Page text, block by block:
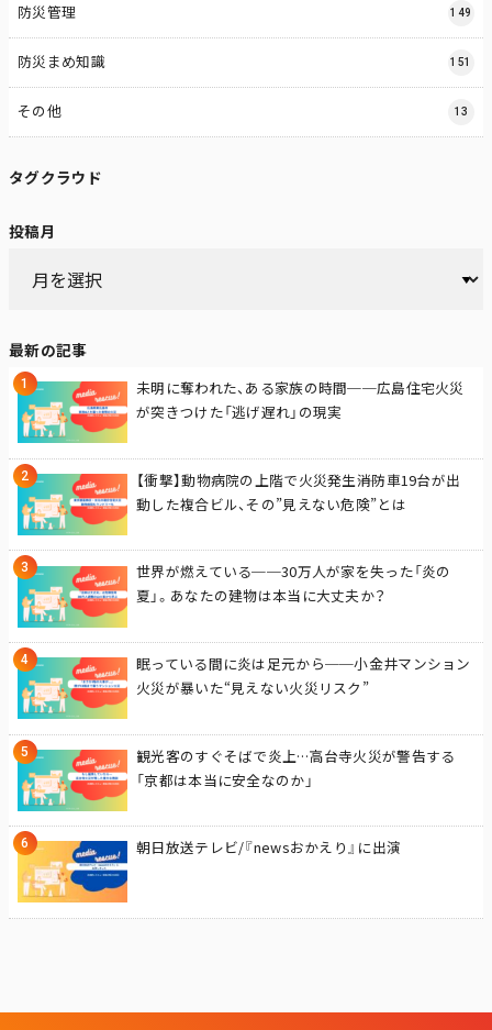
防災管理 149
防災まめ知識 151
その他 13
タグクラウド
投稿月
最新の記事
未明に奪われた、ある家族の時間──広島住宅火災
が突きつけた「逃げ遅れ」の現実
【衝撃】動物病院の上階で火災発生――消防車19台が出
動した複合ビル、その”見えない危険”とは
世界が燃えている──30万人が家を失った「炎の
夏」。あなたの建物は本当に大丈夫か？
眠っている間に炎は足元から──小金井マンション
火災が暴いた“見えない火災リスク”
観光客のすぐそばで炎上…高台寺火災が警告する
「京都は本当に安全なのか」
朝日放送テレビ/『newsおかえり』に出演